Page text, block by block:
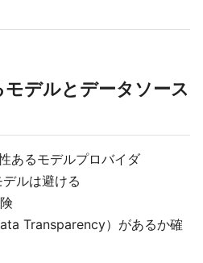
デルとデータソース
あるモデルプロバイダ
ルは避ける
Transparency）があるか確